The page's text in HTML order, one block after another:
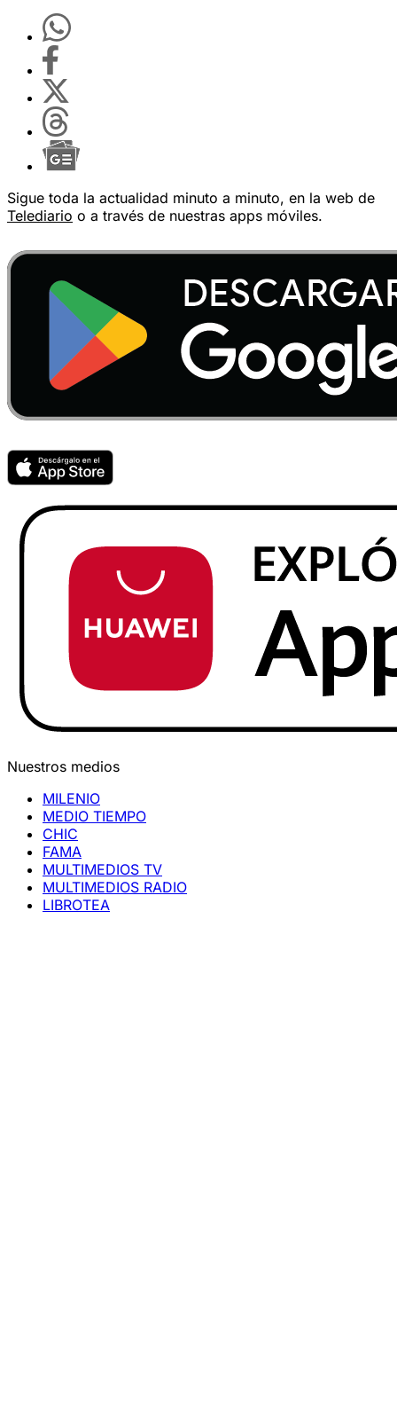
Sigue toda la actualidad minuto a minuto, en la web de
Telediario o a través de nuestras apps móviles.
Nuestros medios
MILENIO
MEDIO TIEMPO
CHIC
FAMA
MULTIMEDIOS TV
MULTIMEDIOS RADIO
LIBROTEA